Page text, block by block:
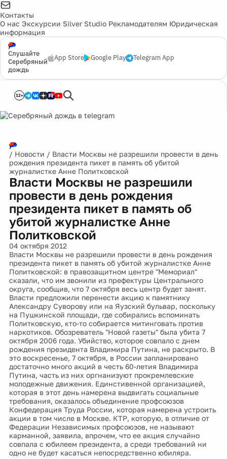
Контакты
О нас Экскурсии Silver Studio Рекламодателям Юридическая
информация
Слушайте
Серебряный
дождь
App Store Google Play Telegram App
12+
/ Новости / Власти Москвы не разрешили провести в день
рождения президента пикет в память об убитой
журналистке Анне Политковской
Власти Москвы не разрешили
провести в день рождения
президента пикет в память об
убитой журналистке Анне
Политковской
04 октября 2012
Власти Москвы не разрешили провести в день рождения
президента пикет в память об убитой журналистке Анне
Политковской: в правозащитном центре "Мемориал"
сказали, что им звонили из префектуры Центрального
округа, сообщив, что 7 октября весь центр будет занят.
Власти предложили перенести акцию к памятнику
Александру Суворову или на Яузский бульвар, поскольку
на Пушкинской площади, где собирались вспоминать
Политковскую, кто-то собирается митинговать против
наркотиков. Обозреватель "Новой газеты" была убита 7
октября 2006 года. Убийство, которое совпало с днем
рождения президента Владимира Путина, не раскрыто. В
это воскресенье, 7 октября, в России запланировано
достаточно много акций в честь 60-летия Владимира
Путина, часть из них оргнанизуют прокремлевские
молодежные движения. Единстивенной организацией,
которая в этот день намерена выдвигать социальные
требования, оказалось объединение профсоюзов
Конфедерация Труда России, которая намерена устроить
акции в том числе в Москве. КТР, которую, в отличие от
Федерации Независимых профсоюзов, не называют
карманной, заявила, впрочем, что ее акция случайно
совпала с юбилеем президента, а среди требований ни
одно не будет касаться непосредственно юбиляра.